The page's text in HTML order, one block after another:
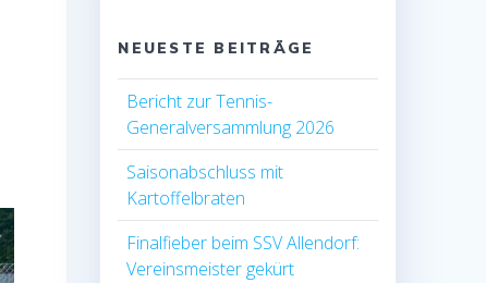
NEUESTE BEITRÄGE
Bericht zur Tennis-
Generalversammlung 2026
Saisonabschluss mit
Kartoffelbraten
Finalfieber beim SSV Allendorf:
Vereinsmeister gekürt